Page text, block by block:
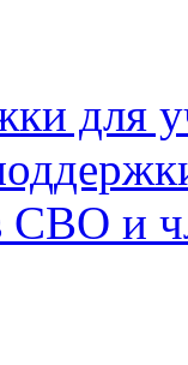
для